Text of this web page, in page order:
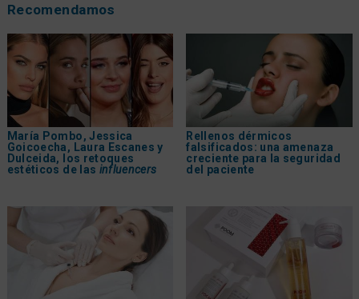
Recomendamos
María Pombo, Jessica
Goicoecha, Laura Escanes y
Dulceida, los retoques
estéticos de las influencers
Rellenos dérmicos
falsificados: una amenaza
creciente para la seguridad
del paciente